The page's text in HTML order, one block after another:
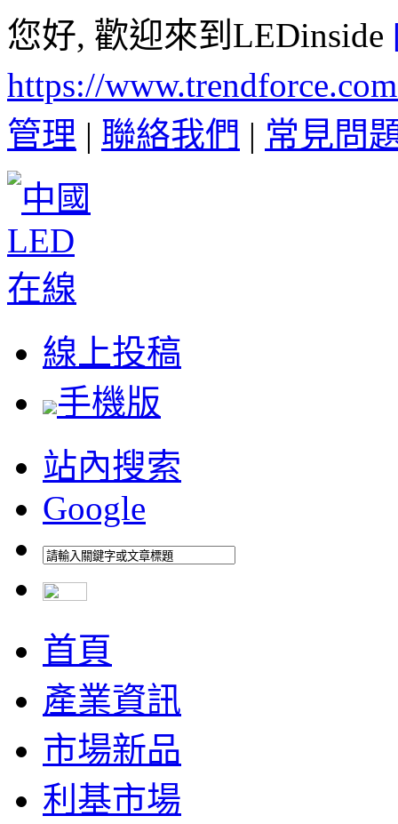
您好, 歡迎來到LEDinside
https://
管理 | 聯絡我們 | 常見問
線上投稿
手機版
站內搜索
Google
首頁
產業資訊
市場新品
利基市場